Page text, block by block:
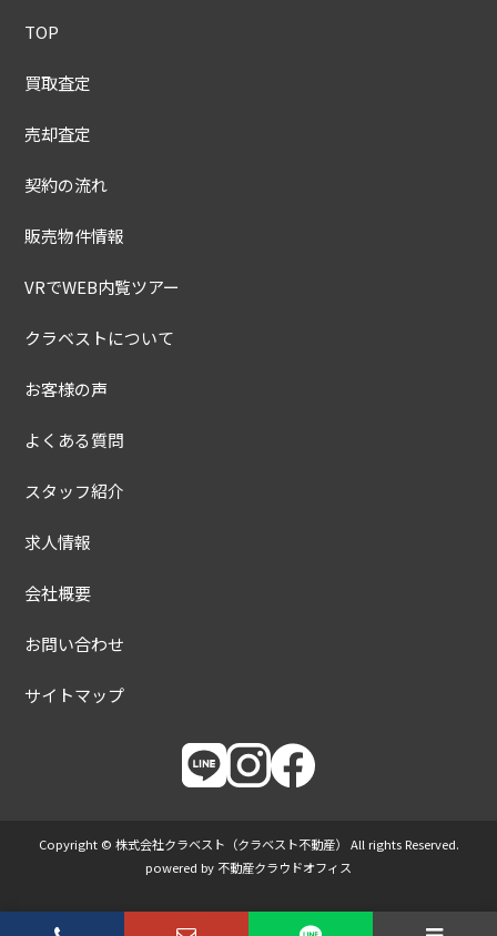
TOP
買取査定
売却査定
契約の流れ
販売物件情報
VRでWEB内覧ツアー
クラベストについて
お客様の声
よくある質問
スタッフ紹介
求人情報
会社概要
お問い合わせ
サイトマップ
Copyright © 株式会社クラベスト（クラベスト不動産） All rights Reserved.
powered by 不動産クラウドオフィス